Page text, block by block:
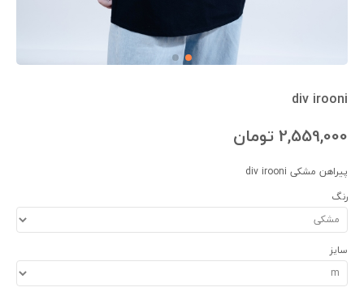
div irooni
2,559,000تومان
پیراهن مشکی div irooni
رنگ
سایز